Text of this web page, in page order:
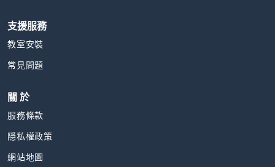
支援服務
教室安裝
常見問題
關 於
服務條款
隱私權政策
網站地圖